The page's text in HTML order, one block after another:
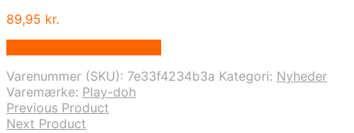
89,95 kr.
Varenummer (SKU): 7e33f4234b3a Kategori: Nyheder
Varemærke: Play-doh
Previous Product
Next Product